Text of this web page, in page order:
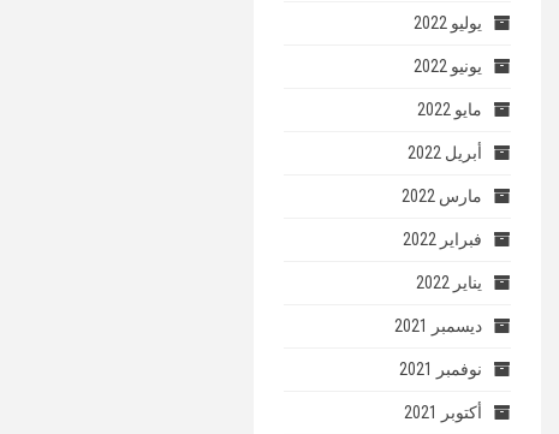
يوليو 2022
يونيو 2022
مايو 2022
أبريل 2022
مارس 2022
فبراير 2022
يناير 2022
ديسمبر 2021
نوفمبر 2021
أكتوبر 2021